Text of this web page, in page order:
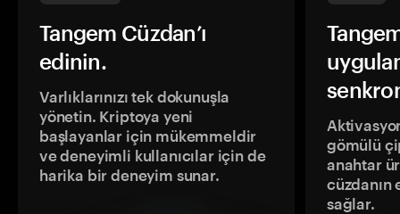
Tangem Cüzdan’ı
edinin.
Varlıklarınızı tek dokunuşla
yönetin. Kriptoya yeni
başlayanlar için mükemmeldir
ve deneyimli kullanıcılar için de
harika bir deneyim sunar.
gömülü
anahtar
sağlar.